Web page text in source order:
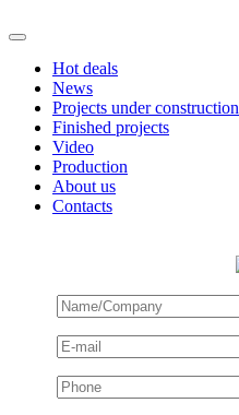
Hot deals
News
Projects under construction
Finished projects
Video
Production
About us
Contacts